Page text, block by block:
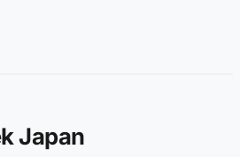
Japan